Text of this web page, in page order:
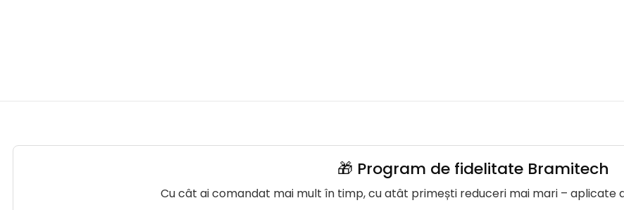
🎁 Program de fidelitate Bramitech
Cu cât ai comandat mai mult în timp, cu atât primești reduceri mai mari – aplicate